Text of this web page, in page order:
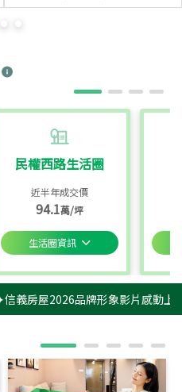
民權西路生活圈
近半年成交價
94.1萬/坪
生活圈資訊
義房屋2026品牌形象影片感動上